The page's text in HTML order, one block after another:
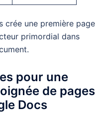
crée une première page
primordial dans
pour une
de pages
Docs